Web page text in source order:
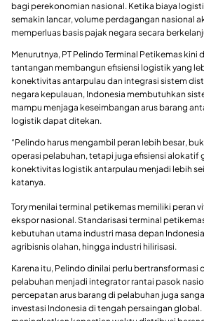
bagi perekonomian nasional. Ketika biaya
semakin lancar, volume perdagangan nasional
memperluas basis pajak negara secara
Menurutnya, PT Pelindo Terminal Petikemas kini
tantangan membangun efisiensi logistik yang
konektivitas antarpulau dan integrasi sistem
negara kepulauan, Indonesia membutuhkan
mampu menjaga keseimbangan arus barang
logistik dapat ditekan.
“Pelindo harus mengambil peran lebih besar,
operasi pelabuhan, tetapi juga efisiensi alokatif
konektivitas logistik antarpulau menjadi lebih
katanya.
Tory menilai terminal petikemas memiliki peran
ekspor nasional. Standarisasi terminal
kebutuhan utama industri masa depan
agribisnis olahan, hingga industri hilirisasi.
Karena itu, Pelindo dinilai perlu bertransformasi
pelabuhan menjadi integrator rantai pasok
percepatan arus barang di pelabuhan juga
investasi Indonesia di tengah persaingan global.